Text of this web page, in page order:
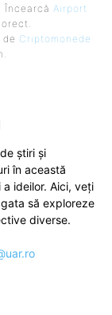
Încearcă Airport
Criptomonede
știri și
în această
ideilor. Aici, veți
să exploreze
diverse.